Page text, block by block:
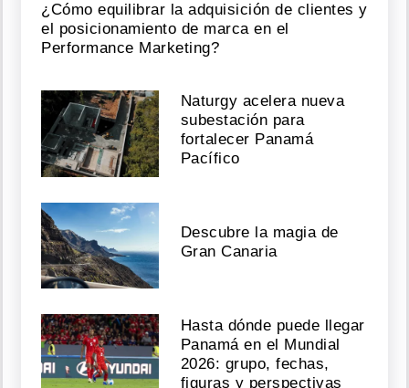
¿Cómo equilibrar la adquisición de clientes y
el posicionamiento de marca en el
Performance Marketing?
Naturgy acelera nueva
subestación para
fortalecer Panamá
Pacífico
Descubre la magia de
Gran Canaria
Hasta dónde puede llegar
Panamá en el Mundial
2026: grupo, fechas,
figuras y perspectivas